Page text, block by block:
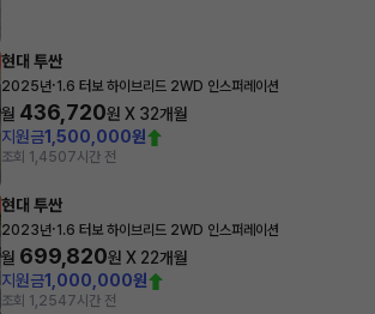
현대 투싼
2025년·1.6 터보 하이브리드 2WD 인스퍼레이션
월 436,720원 X 32개월
지원금1,500,000원
조회 1,4507시간 전
현대 투싼
2023년·1.6 터보 하이브리드 2WD 인스퍼레이션
월 699,820원 X 22개월
지원금1,000,000원
조회 1,2547시간 전